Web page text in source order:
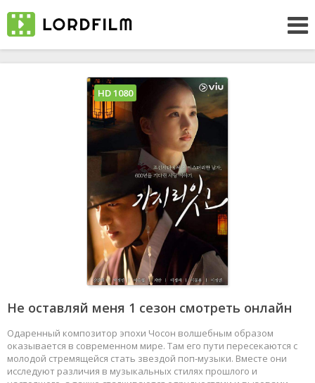
Не оставляй меня 1 сезон смотреть онлайн
Одаренный композитор эпохи Чосон волшебным образом
оказывается в современном мире. Там его пути пересекаются с
молодой стремящейся стать звездой поп-музыки. Вместе они
исследуют различия в музыкальных стилях прошлого и
HD 1080